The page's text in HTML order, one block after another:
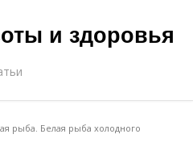
и здоровья
рыба. Белая рыба холодного